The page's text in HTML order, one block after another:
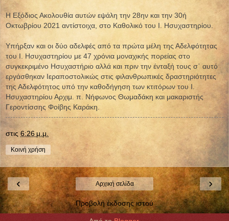
Η Εξόδιος Ακολουθία αυτών εψάλη την 28ην και την 30ή
Οκτωβρίου 2021 αντίστοιχα, στο Καθολικό του Ι. Ησυχαστηρίου.
Υπήρξαν και οι δύο αδελφές από τα πρώτα μέλη της Αδελφότητας
του Ι. Ησυχαστηρίου με 47 χρόνια μοναχικής πορείας στο
συγκεκριμένο Ησυχαστήριο αλλά και πριν την ένταξή τους σ᾿ αυτό
εργάσθηκαν Ιεραποστολικώς στις φιλανθρωπικές δραστηριότητες
της Αδελφότητος υπό την καθοδήγηση των κτιτόρων του Ι.
Ησυχαστηρίου Αρχιμ. π. Νήφωνος Θωμαδάκη και μακαριστής
Γεροντίσσης Φοίβης Καράκη.
στις 6:26 μ.μ.
Κοινή χρήση
‹ ›
Αρχική σελίδα
Προβολή έκδοσης ιστού